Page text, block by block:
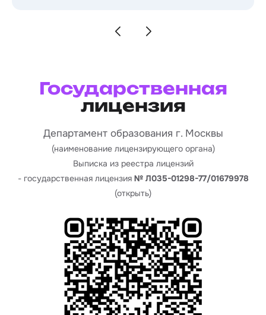
Государственная
лицензия
Департамент образования г. Москвы
(наименование лицензирующего органа)
Выписка из реестра лицензий
- государственная лицензия № Л035-01298-77/01679978
(открыть)